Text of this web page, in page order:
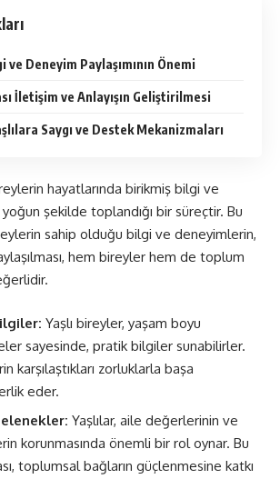
ve Deneyim Paylaşımının Önemi
İletişim ve Anlayışın Geliştirilmesi
Saygı ve Destek Mekanizmaları
hayatlarında birikmiş bilgi ve
şekilde toplandığı bir süreçtir. Bu
sahip olduğu bilgi ve deneyimlerin,
hem bireyler hem de toplum
Yaşlı bireyler, yaşam boyu
sayesinde, pratik bilgiler sunabilirler.
karşılaştıkları zorluklarla başa
eder.
Yaşlılar, aile değerlerinin ve
korunmasında önemli bir rol oynar. Bu
toplumsal bağların güçlenmesine katkı